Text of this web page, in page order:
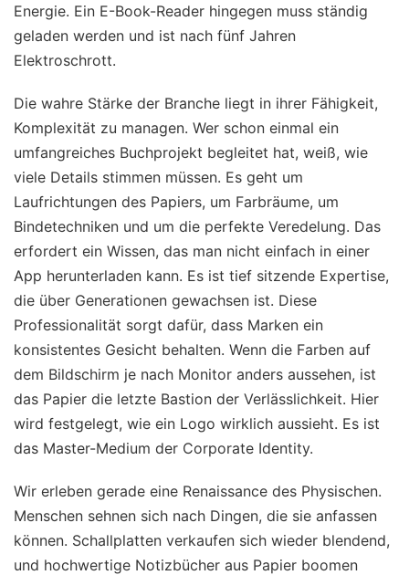
Energie. Ein E-Book-Reader hingegen muss ständig
geladen werden und ist nach fünf Jahren
Elektroschrott.
Die wahre Stärke der Branche liegt in ihrer Fähigkeit,
Komplexität zu managen. Wer schon einmal ein
umfangreiches Buchprojekt begleitet hat, weiß, wie
viele Details stimmen müssen. Es geht um
Laufrichtungen des Papiers, um Farbräume, um
Bindetechniken und um die perfekte Veredelung. Das
erfordert ein Wissen, das man nicht einfach in einer
App herunterladen kann. Es ist tief sitzende Expertise,
die über Generationen gewachsen ist. Diese
Professionalität sorgt dafür, dass Marken ein
konsistentes Gesicht behalten. Wenn die Farben auf
dem Bildschirm je nach Monitor anders aussehen, ist
das Papier die letzte Bastion der Verlässlichkeit. Hier
wird festgelegt, wie ein Logo wirklich aussieht. Es ist
das Master-Medium der Corporate Identity.
Wir erleben gerade eine Renaissance des Physischen.
Menschen sehnen sich nach Dingen, die sie anfassen
können. Schallplatten verkaufen sich wieder blendend,
und hochwertige Notizbücher aus Papier boomen